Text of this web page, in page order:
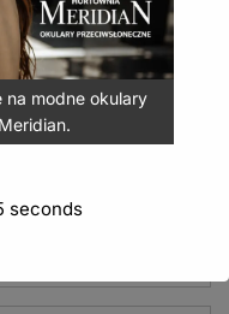
na modne okulary
seconds